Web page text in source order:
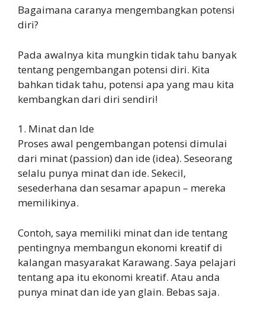
Bagaimana caranya mengembangkan potensi
diri?
Pada awalnya kita mungkin tidak tahu banyak
tentang pengembangan potensi diri. Kita
bahkan tidak tahu, potensi apa yang mau kita
kembangkan dari diri sendiri!
1. Minat dan Ide
Proses awal pengembangan potensi dimulai
dari minat (passion) dan ide (idea). Seseorang
selalu punya minat dan ide. Sekecil,
sesederhana dan sesamar apapun – mereka
memilikinya.
Contoh, saya memiliki minat dan ide tentang
pentingnya membangun ekonomi kreatif di
kalangan masyarakat Karawang. Saya pelajari
tentang apa itu ekonomi kreatif. Atau anda
punya minat dan ide yan glain. Bebas saja.